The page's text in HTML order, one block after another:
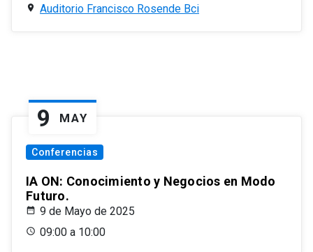
Auditorio Francisco Rosende Bci
9 MAY
Conferencias
IA ON: Conocimiento y Negocios en Modo
Futuro.
9 de Mayo de 2025
09:00 a 10:00